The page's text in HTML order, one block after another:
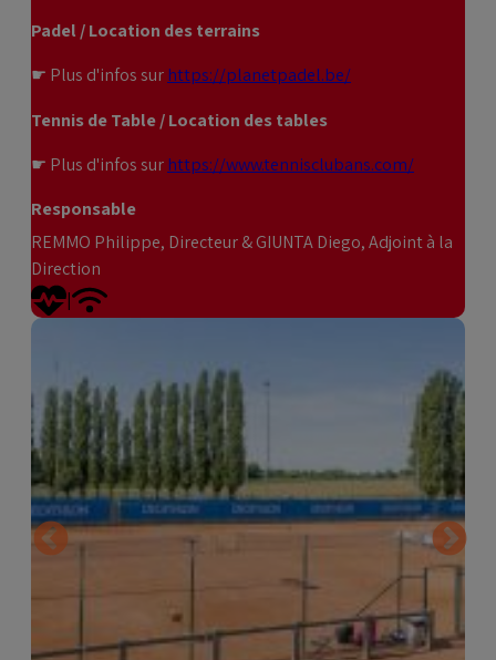
Padel / Location des terrains
☛ Plus d'infos sur https://planetpadel.be/
Tennis de Table / Location des tables
☛ Plus d'infos sur https://www.tennisclubans.com/
Responsable
REMMO Philippe, Directeur & GIUNTA Diego, Adjoint à la
Direction
DEA
|Wifi